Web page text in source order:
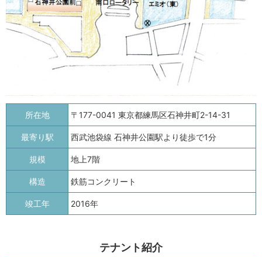
所在地 〒177-0041 東京都練馬区石神井町2-14-31
最寄り駅 西武池袋線 石神井公園駅より徒歩で1分
規模 地上7階
構造 鉄筋コンクリート
竣工年 2016年
テナント紹介